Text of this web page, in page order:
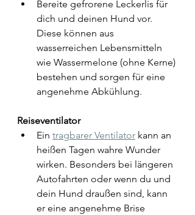
Bereite gefrorene Leckerlis für
dich und deinen Hund vor.
Diese können aus
wasserreichen Lebensmitteln
wie Wassermelone (ohne Kerne)
bestehen und sorgen für eine
angenehme Abkühlung.
Reiseventilator
Ein tragbarer Ventilator kann an
heißen Tagen wahre Wunder
wirken. Besonders bei längeren
Autofahrten oder wenn du und
dein Hund draußen sind, kann
er eine angenehme Brise